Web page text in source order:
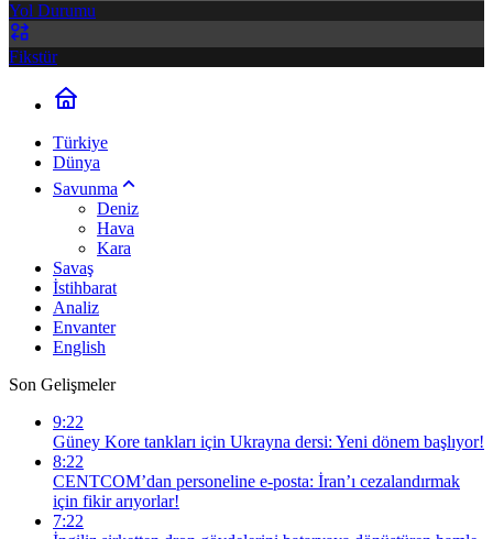
Yol Durumu
Fikstür
Türkiye
Dünya
Savunma
Deniz
Hava
Kara
Savaş
İstihbarat
Analiz
Envanter
English
Son Gelişmeler
9:22
Güney Kore tankları için Ukrayna dersi: Yeni dönem başlıyor!
8:22
CENTCOM’dan personeline e-posta: İran’ı cezalandırmak
için fikir arıyorlar!
7:22